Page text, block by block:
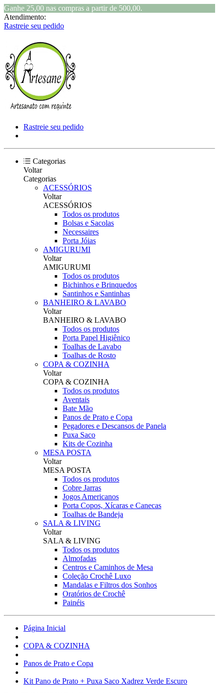
Ganhe 25,00 nas compras a partir de 500,00.
Atendimento:
Rastreie seu pedido
Rastreie seu pedido
Categorias
Voltar
Categorias
ACESSÓRIOS
Voltar
ACESSÓRIOS
Todos os produtos
Bolsas e Sacolas
Necessaires
Porta Jóias
AMIGURUMI
Voltar
AMIGURUMI
Todos os produtos
Bichinhos e Brinquedos
Santinhos e Santinhas
BANHEIRO & LAVABO
Voltar
BANHEIRO & LAVABO
Todos os produtos
Porta Papel Higiênico
Toalhas de Lavabo
Toalhas de Rosto
COPA & COZINHA
Voltar
COPA & COZINHA
Todos os produtos
Aventais
Bate Mão
Panos de Prato e Copa
Pegadores e Descansos de Panela
Puxa Saco
Kits de Cozinha
MESA POSTA
Voltar
MESA POSTA
Todos os produtos
Cobre Jarras
Jogos Americanos
Porta Copos, Xícaras e Canecas
Toalhas de Bandeja
SALA & LIVING
Voltar
SALA & LIVING
Todos os produtos
Almofadas
Centros e Caminhos de Mesa
Coleção Crochê Luxo
Mandalas e Filtros dos Sonhos
Oratórios de Crochê
Painéis
Página Inicial
COPA & COZINHA
Panos de Prato e Copa
Kit Pano de Prato + Puxa Saco Xadrez Verde Escuro